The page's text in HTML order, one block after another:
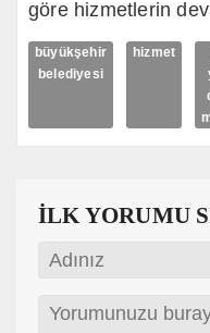
göre hizmetlerin
büyükşehir
belediyesi
hizmet
İLK YORUMU